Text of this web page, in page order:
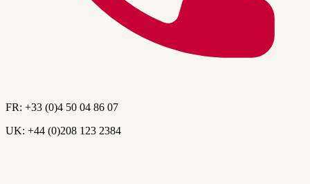
FR: +33 (0)4 50 04 86 07
UK: +44 (0)208 123 2384